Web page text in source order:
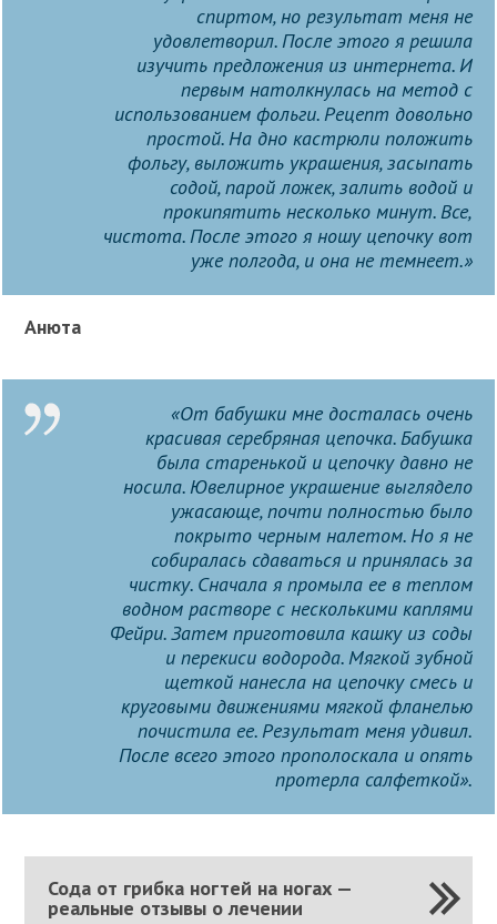
спиртом, но результат меня не
удовлетворил. После этого я решила
изучить предложения из интернета. И
первым натолкнулась на метод с
использованием фольги. Рецепт довольно
простой. На дно кастрюли положить
фольгу, выложить украшения, засыпать
содой, парой ложек, залить водой и
прокипятить несколько минут. Все,
чистота. После этого я ношу цепочку вот
уже полгода, и она не темнеет.»
Анюта
«От бабушки мне досталась очень
красивая серебряная цепочка. Бабушка
была старенькой и цепочку давно не
носила. Ювелирное украшение выглядело
ужасающе, почти полностью было
покрыто черным налетом. Но я не
собиралась сдаваться и принялась за
чистку. Сначала я промыла ее в теплом
водном растворе с несколькими каплями
Фейри. Затем приготовила кашку из соды
и перекиси водорода. Мягкой зубной
щеткой нанесла на цепочку смесь и
круговыми движениями мягкой фланелью
почистила ее. Результат меня удивил.
После всего этого прополоскала и опять
протерла салфеткой».
Сода от грибка ногтей на ногах —
реальные отзывы о лечении